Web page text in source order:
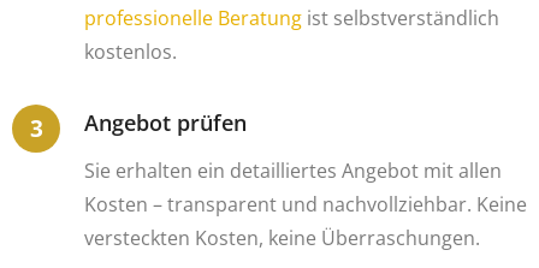
professionelle Beratung ist selbstverständlich
kostenlos.
Angebot prüfen
Sie erhalten ein detailliertes Angebot mit allen
Kosten – transparent und nachvollziehbar. Keine
versteckten Kosten, keine Überraschungen.